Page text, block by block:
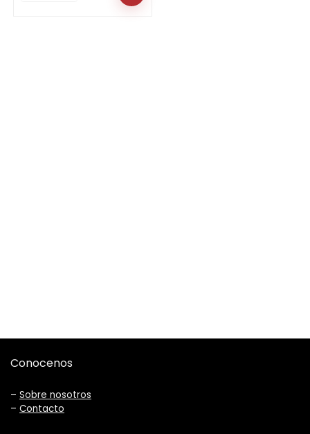
Conocenos
– Sobre nosotros
– Contacto